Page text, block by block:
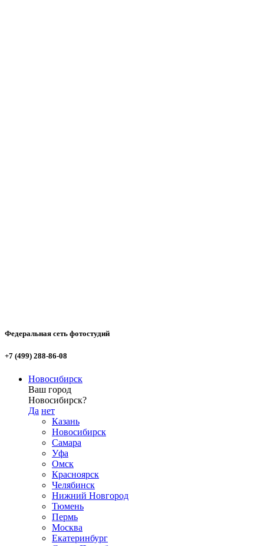
Федеральная сеть фотостудий
+7 (499) 288-86-08
Новосибирск
Ваш город
Новосибирск?
Да нет
Казань
Новосибирск
Самара
Уфа
Омск
Красноярск
Челябинск
Нижний Новгород
Тюмень
Пермь
Москва
Екатеринбург